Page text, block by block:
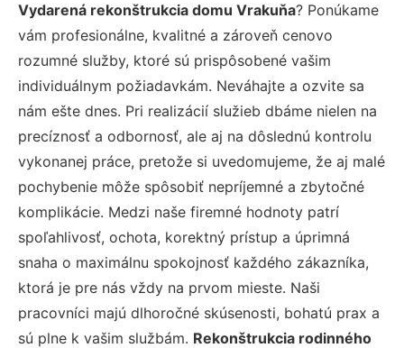
Vydarená rekonštrukcia domu Vrakuňa? Ponúkame
vám profesionálne, kvalitné a zároveň cenovo
rozumné služby, ktoré sú prispôsobené vašim
individuálnym požiadavkám. Neváhajte a ozvite sa
nám ešte dnes. Pri realizácií služieb dbáme nielen na
precíznosť a odbornosť, ale aj na dôslednú kontrolu
vykonanej práce, pretože si uvedomujeme, že aj malé
pochybenie môže spôsobiť nepríjemné a zbytočné
komplikácie. Medzi naše firemné hodnoty patrí
spoľahlivosť, ochota, korektný prístup a úprimná
snaha o maximálnu spokojnosť každého zákazníka,
ktorá je pre nás vždy na prvom mieste. Naši
pracovníci majú dlhoročné skúsenosti, bohatú prax a
sú plne k vašim službám. Rekonštrukcia rodinného